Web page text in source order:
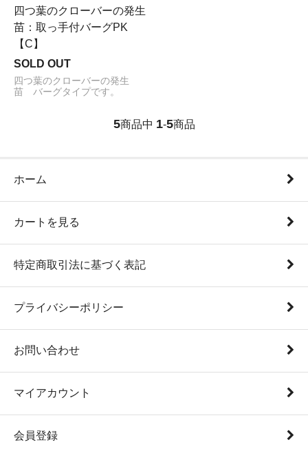
四つ葉のクローバーの発生
苗：取っ手付バーグPK
【C】
SOLD OUT
四つ葉のクローバーの発生
苗 バーグタイプです。
5商品中 1-5商品
ホーム
カートを見る
特定商取引法に基づく表記
プライバシーポリシー
お問い合わせ
マイアカウント
会員登録